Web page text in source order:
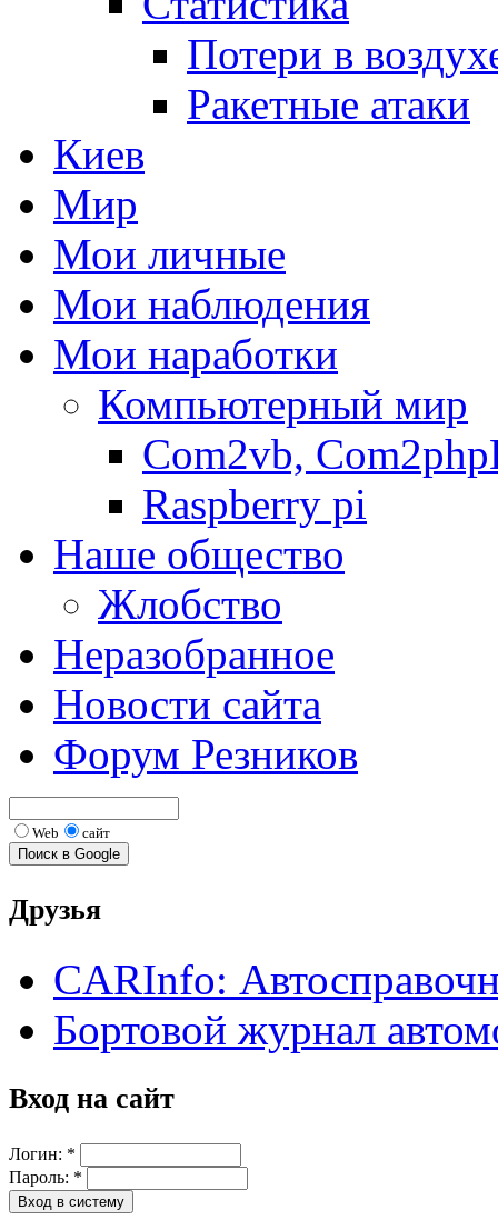
Потери в
Ракетные атаки
Киев
Мир
Мои личные
Мои наблюдения
Мои наработки
Компьютерный мир
Com2vb,
Raspberry pi
Наше общество
Жлобство
Неразобранное
Новости сайта
Форум Резников
Web сайт
Друзья
CARInfo:
Бортовой журнал
Вход на сайт
Логин: *
Пароль: *